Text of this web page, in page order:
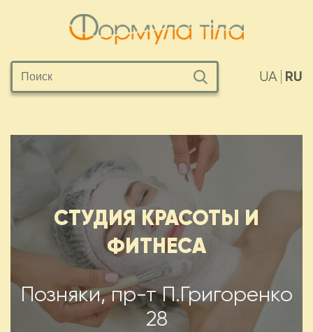
RU
UA
СТУДИЯ КРАСОТЫ И
ФИТНЕСА
Позняки, пр-т П.Григоренко
28